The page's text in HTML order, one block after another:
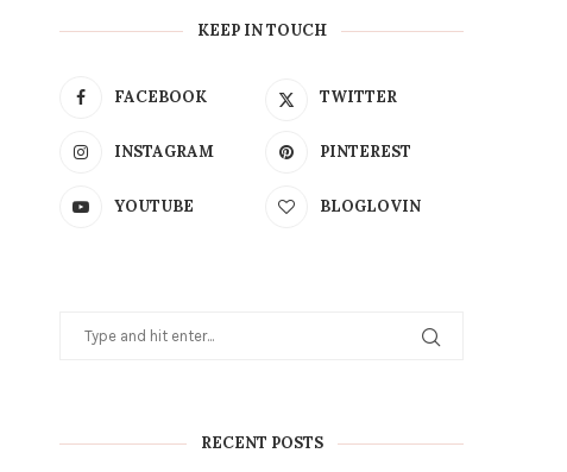
KEEP IN TOUCH
FACEBOOK TWITTER
INSTAGRAM PINTEREST
YOUTUBE BLOGLOVIN
RECENT POSTS